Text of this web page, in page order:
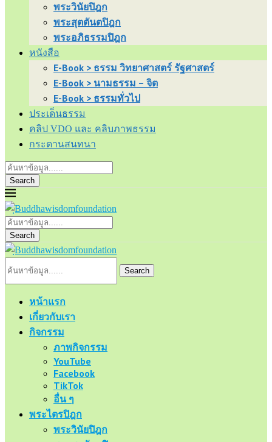
พระวินัยปิฎก
พระสุตตันตปิฎก
พระอภิธรรมปิฎก
หนังสือ
E-Book > ธรรม วิทยาศาสตร์ รัฐศาสตร์
E-Book > นามธรรม – จิต
E-Book > ธรรมทั่วไป
ประเด็นธรรม
คลิป VDO และ คลิบภาพธรรม
กระดานสนทนา
Search
Search
Search
หน้าแรก
เกี่ยวกับเรา
กิจกรรม
ภาพกิจกรรม
YouTube
Facebook
TikTok
อื่น ๆ
พระไตรปิฎก
พระวินัยปิฎก